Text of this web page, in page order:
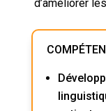
d’améliorer